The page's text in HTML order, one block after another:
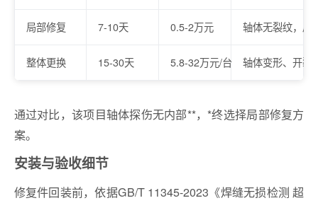
局部修复 7-10天 0.5-2万元 轴体无裂纹，局
整体更换 15-30天 5.8-32万元/台 轴体变形、开裂
通过对比，该项目轴体探伤无内部**，*终选择局部修复方
案。
安装与验收细节
修复件回装前，依据GB/T 11345-2023《焊缝无损检测 超